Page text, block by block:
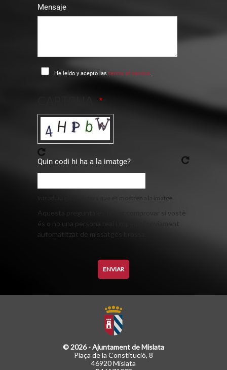
Mensaje
He leído y acepto las terms of service.
Quin codi hi ha a la imatge?
Introduïu els caràcters que es mostren a la imatge.
Aquesta pregunta es fa per comprovar si vostè
és o no una persona real i impedir l'enviament
automatitzat de missatges brossa.
© 2026 - Ajuntament de Mislata
Plaça de la Constitució, 8
46920 Mislata